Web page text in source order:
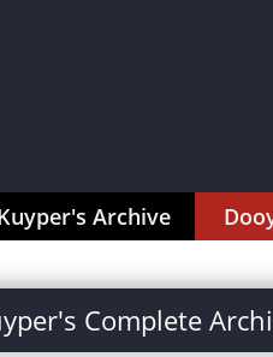
Archive
Complete